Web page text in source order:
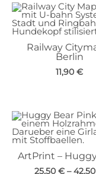
Railway
Berlin
11,90 €
ArtPrint –
25,50 € –42,50